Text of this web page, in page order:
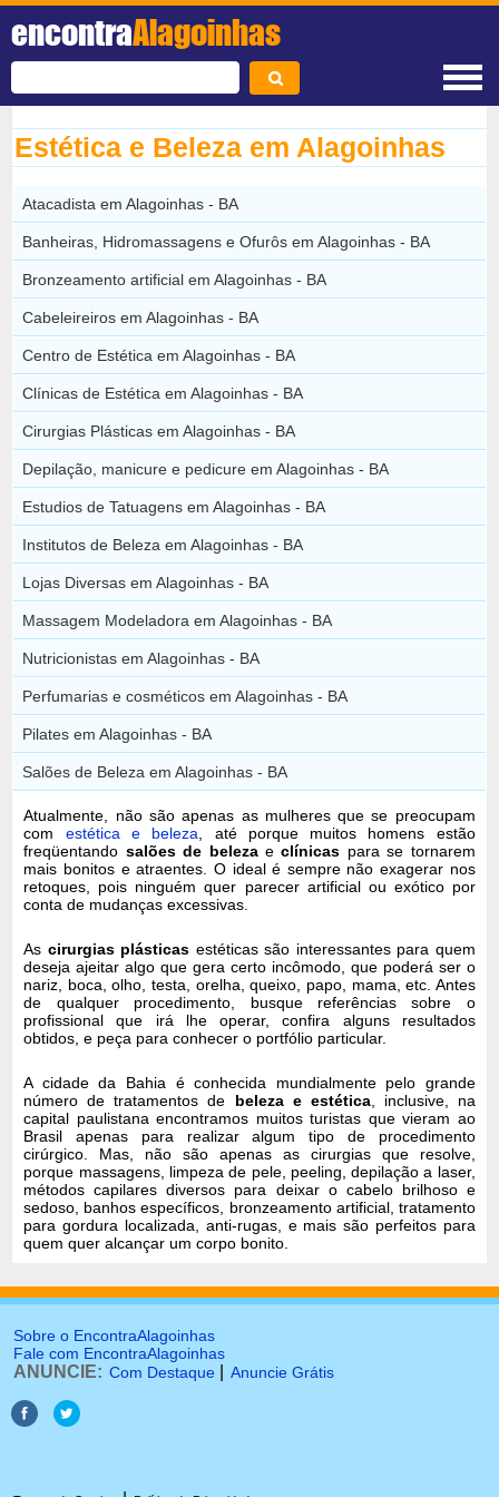
encontraAlagoinhas
Estética e Beleza em Alagoinhas
Atacadista em Alagoinhas - BA
Banheiras, Hidromassagens e Ofurôs em Alagoinhas - BA
Bronzeamento artificial em Alagoinhas - BA
Cabeleireiros em Alagoinhas - BA
Centro de Estética em Alagoinhas - BA
Clínicas de Estética em Alagoinhas - BA
Cirurgias Plásticas em Alagoinhas - BA
Depilação, manicure e pedicure em Alagoinhas - BA
Estudios de Tatuagens em Alagoinhas - BA
Institutos de Beleza em Alagoinhas - BA
Lojas Diversas em Alagoinhas - BA
Massagem Modeladora em Alagoinhas - BA
Nutricionistas em Alagoinhas - BA
Perfumarias e cosméticos em Alagoinhas - BA
Pilates em Alagoinhas - BA
Salões de Beleza em Alagoinhas - BA
Atualmente, não são apenas as mulheres que se preocupam
com estética e beleza , até porque muitos homens estão
freqüentando salões de belezaeclínicas para se tornarem
mais bonitos e atraentes. O ideal é sempre não exagerar nos
retoques, pois ninguém quer parecer artificial ou exótico por
conta de mudanças excessivas.
As cirurgias plásticas estéticas são interessantes para quem
deseja ajeitar algo que gera certo incômodo, que poderá ser o
nariz, boca, olho, testa, orelha, queixo, papo, mama, etc. Antes
de qualquer procedimento, busque referências sobre o
profissional que irá lhe operar, confira alguns resultados
obtidos, e peça para conhecer o portfólio particular.
A cidade da Bahia é conhecida mundialmente pelo grande
número de tratamentos de beleza e estética, inclusive, na
capital paulistana encontramos muitos turistas que vieram ao
Brasil apenas para realizar algum tipo de procedimento
cirúrgico. Mas, não são apenas as cirurgias que resolve,
porque massagens, limpeza de pele, peeling, depilação a laser,
métodos capilares diversos para deixar o cabelo brilhoso e
sedoso, banhos específicos, bronzeamento artificial, tratamento
para gordura localizada, anti-rugas, e mais são perfeitos para
quem quer alcançar um corpo bonito.
Sobre o EncontraAlagoinhas
Fale com EncontraAlagoinhas
ANUNCIE: Com Destaque Anuncie Grátis